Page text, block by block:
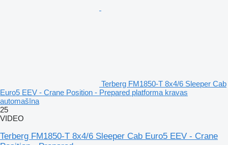
Terberg FM1850-T 8x4/6 Sleeper Cab
Euro5 EEV - Crane Position - Prepared platforma kravas
automašīna
25
VIDEO
Terberg FM1850-T 8x4/6 Sleeper Cab Euro5 EEV - Crane